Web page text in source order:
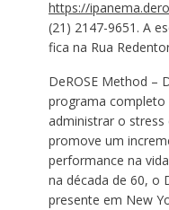
https://
(21) 2147-9651. A
fica na Rua
DeROSE Method –
programa completo
administrar o stress
promove um
performance na
na década de 60, o
presente em New